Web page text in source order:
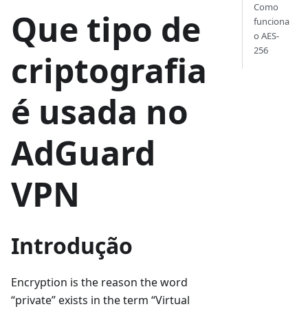
Que tipo de
criptografia
é usada no
AdGuard
VPN
Introdução
Encryption is the reason the word
“private” exists in the term “Virtual
Como
funciona
o AES-
256